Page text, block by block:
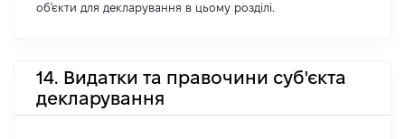
об'єкти для декларування в цьому розділі.
14. Видатки та правочини суб'єкта
декларування